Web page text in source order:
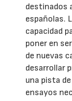
destinados
españolas.
capacidad
poner en
de nuevas
desarrollar
una pista
ensayos